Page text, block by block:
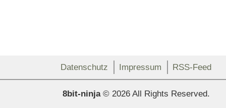
Datenschutz Impressum RSS-Feed
8bit-ninja© 2026 All Rights Reserved.